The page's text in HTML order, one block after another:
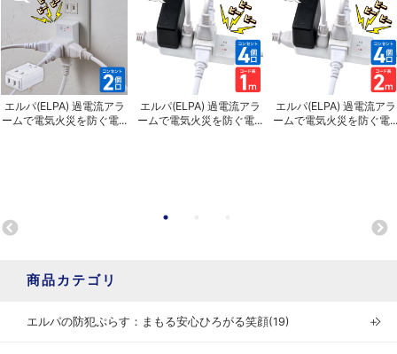
エルパ(ELPA) 過電流アラ
ームで電気火災を防ぐ電...
エルパ(ELPA) 過電流アラ
ームで電気火災を防ぐ電...
エルパ(ELPA) 過電流アラ
ームで電気火災を防ぐ電
商品カテゴリ
エルパの防犯ぷらす：まもる安心ひろがる笑顔(19) ＋